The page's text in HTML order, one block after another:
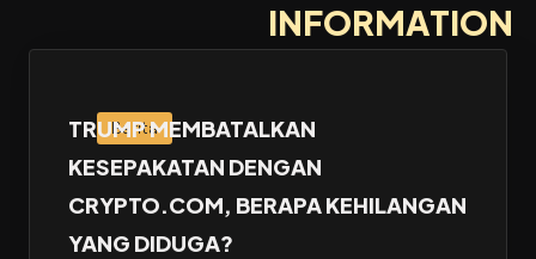
INFORMATION
Berita
TRUMP MEMBATALKAN
KESEPAKATAN DENGAN
CRYPTO.COM, BERAPA KEHILANGAN
YANG DIDUGA?